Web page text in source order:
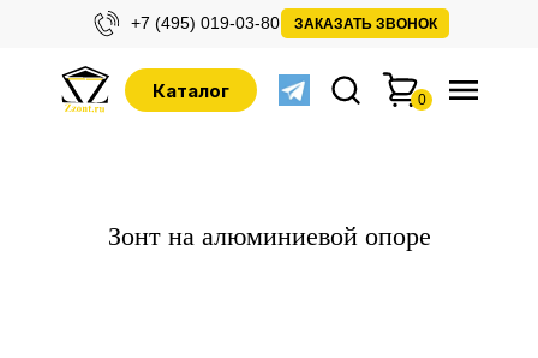
+7 (495) 019-03-80 ЗАКАЗАТЬ ЗВОНОК
0
Каталог
Зонт на алюминиевой опоре